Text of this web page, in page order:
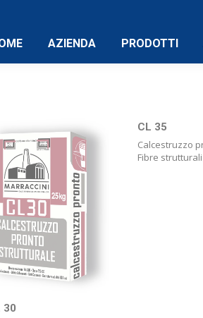
AZIENDA PRODOTTI
30